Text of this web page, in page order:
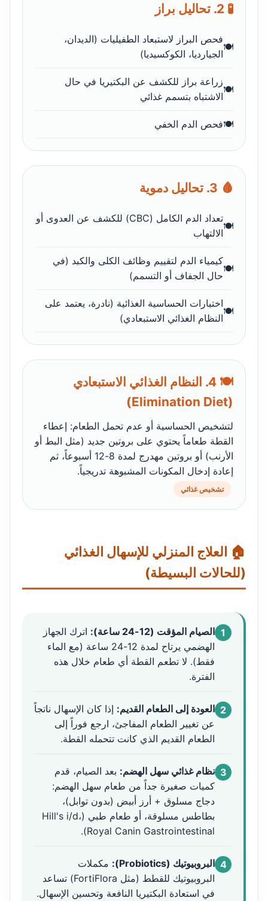
🧪 2. تحاليل براز
فحص البراز لاستبعاد الطفيليات (الديدان،
الجيارديا، الكوكسيديا)
زراعة براز للكشف عن البكتيريا في حال
الاشتباه بتسمم غذائي
فحص الدم الخفي
🩸 3. تحاليل دموية
تعداد الدم الكامل (CBC) للكشف عن العدوى أو
الالتهاب
كيمياء الدم لتقييم وظائف الكلى والكبد (في
حال الجفاف أو التسمم)
اختبارات الحساسية الغذائية (نادرة، يعتمد على
النظام الغذائي الاستبعادي)
🍽️ 4. النظام الغذائي الاستبعادي
(Elimination Diet)
لتشخيص الحساسية أو عدم تحمل الطعام: إعطاء
القطة طعاماً يحتوي على بروتين جديد (مثل البط أو
الأرنب) أو بروتين مهدرج لمدة 8-12 أسبوعاً، ثم
إعادة إدخال المكونات المشبوهة تدريجياً.
تشخيص غذائي
🏠 العلاج المنزلي للإسهال الغذائي
(للحالات البسيطة)
1 الصيام المؤقت (12-24 ساعة):
اترك الجهاز
الهضمي يرتاح لمدة 12-24 ساعة (مع الماء
فقط). لا تطعم القطة أي طعام خلال هذه
الفترة.
2 العودة إلى الطعام القديم: إذا كان الإسهال ناتجاً
عن تغيير الطعام المفاجئ، ارجع فوراً إلى
الطعام القديم الذي كانت تتحمله القطة.
3 نظام غذائي سهل الهضم: بعد الصيام، قدم
كميات صغيرة جداً من طعام سهل الهضم:
دجاج مسلوق + أرز أبيض (بدون توابل)،
بطاطس مسلوقة، أو طعام طبي (Hill's i/d،
Royal Canin Gastrointestinal).
4 البروبيوتيك (Probiotics):
مكملات
البروبيوتيك للقطط (مثل FortiFlora) تساعد
في استعادة البكتيريا النافعة وتحسين الإسهال.